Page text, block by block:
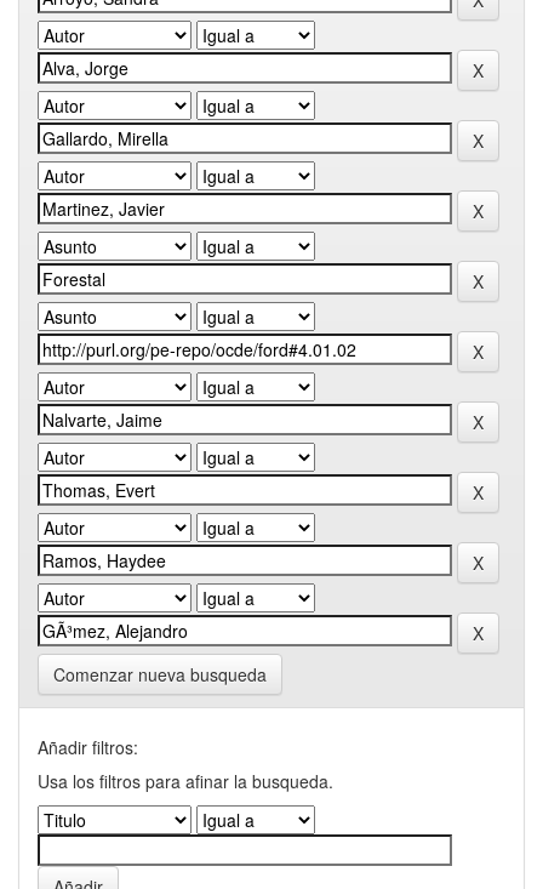
Comenzar nueva busqueda
Añadir filtros:
Usa los filtros para afinar la busqueda.